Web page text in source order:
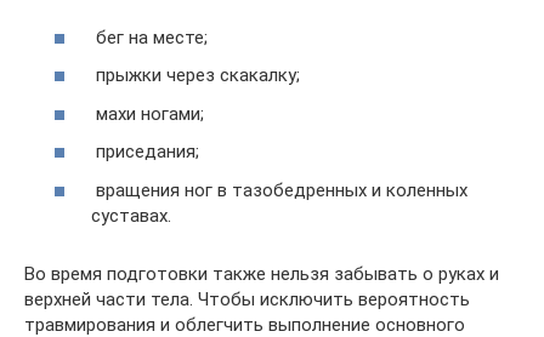
бег на месте;
прыжки через скакалку;
махи ногами;
приседания;
вращения ног в тазобедренных и коленных
суставах.
Во время подготовки также нельзя забывать о руках и
верхней части тела. Чтобы исключить вероятность
травмирования и облегчить выполнение основного